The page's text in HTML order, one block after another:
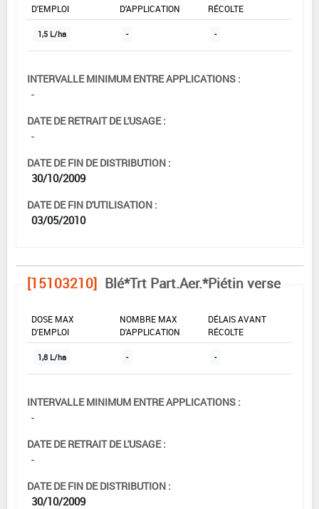
D'EMPLOI
D'APPLICATION
RÉCOLTE
1,5 L/ha - -
INTERVALLE MINIMUM ENTRE APPLICATIONS :
-
DATE DE RETRAIT DE L'USAGE :
-
DATE DE FIN DE DISTRIBUTION :
30/10/2009
DATE DE FIN D'UTILISATION :
03/05/2010
[15103210] Blé*Trt Part.Aer.*Piétin verse
DOSE MAX
D'EMPLOI
NOMBRE MAX
D'APPLICATION
DÉLAIS AVANT
RÉCOLTE
1,8 L/ha - -
INTERVALLE MINIMUM ENTRE APPLICATIONS :
-
DATE DE RETRAIT DE L'USAGE :
-
DATE DE FIN DE DISTRIBUTION :
30/10/2009